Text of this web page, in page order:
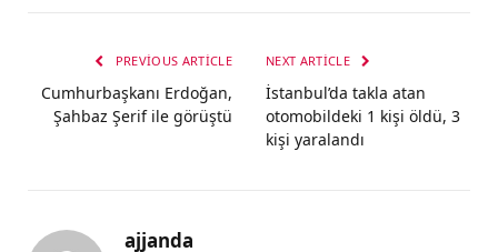
PREVIOUS ARTICLE
Cumhurbaşkanı Erdoğan,
Şahbaz Şerif ile görüştü
NEXT ARTICLE
İstanbul’da takla atan
otomobildeki 1 kişi öldü, 3
kişi yaralandı
ajjanda